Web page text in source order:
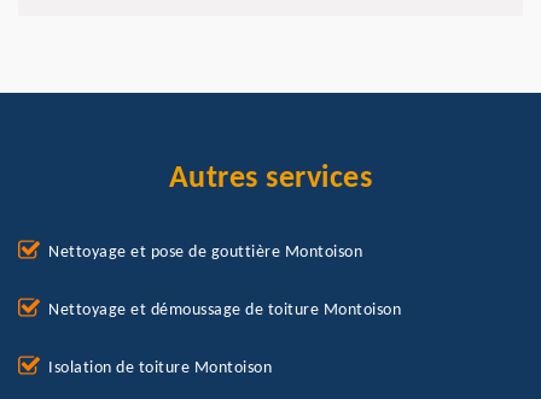
Autres services
Nettoyage et pose de gouttière Montoison
Nettoyage et démoussage de toiture Montoison
Isolation de toiture Montoison